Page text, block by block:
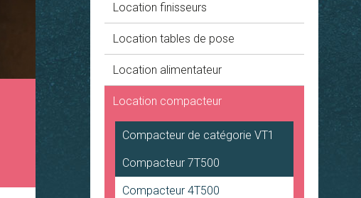
Location finisseurs
Location tables de pose
Location alimentateur
Location compacteur
Compacteur de catégorie VT1
Compacteur 7T500
Compacteur 4T500